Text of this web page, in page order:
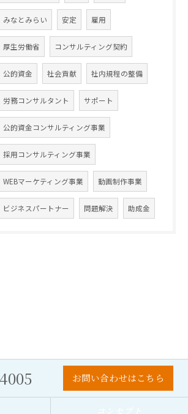
みなとみらい 安定 雇用
厚生労働省 コンサルティング契約
公的資金 社会貢献 社内規程の整備
労務コンサルタント サポート
公的資金コンサルティング事業
採用コンサルティング事業
WEBマーケティング事業 動画制作事業
ビジネスパートナー 問題解決 助成金
お問い合わせはこちら